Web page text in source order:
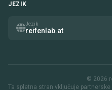
JEZIK
Jezik
reifenlab.at
© 2026
Ta spletna stran vključuje